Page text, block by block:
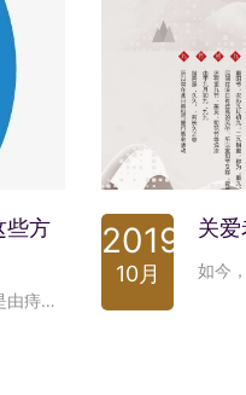
些方
外痔属于痔疮的一种，位于齿线以下，是由痔外静脉丛曲张或肛缘皱襞皮肤发炎、肥大、结缔组织增生或血栓瘀滞而形成的肿块。虽然外痔没有混合痔那么严重，但是外痔的出现也给人们带来了很多痛苦，给人们的生活带来严重的影响。
2019
10月
关